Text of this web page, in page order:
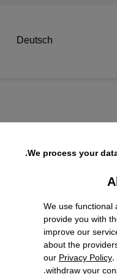
Deutsch
We process your
We use
provide you with
improve our
about the
ourPrivacy Policy.